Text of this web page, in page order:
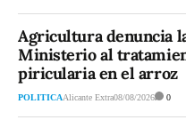
Agricultura denuncia
Ministerio al
piricularia en el arroz
POLITICAAlicante Extra08/08/2026 0